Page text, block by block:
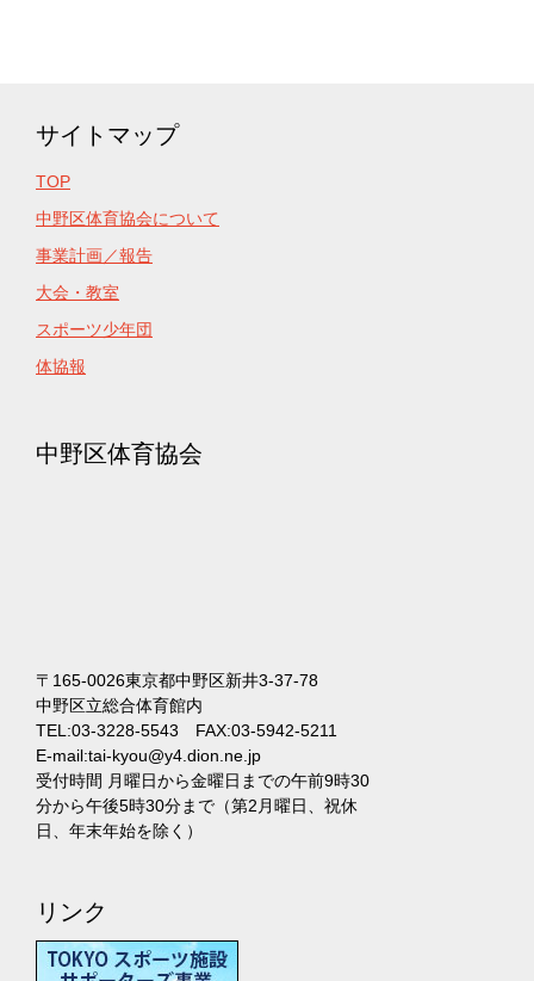
サイトマップ
TOP
中野区体育協会について
事業計画／報告
大会・教室
スポーツ少年団
体協報
中野区体育協会
〒165-0026東京都中野区新井3-37-78
中野区立総合体育館内
TEL:03-3228-5543 FAX:03-5942-5211
E-mail:tai-kyou@y4.dion.ne.jp
受付時間 月曜日から金曜日までの午前9時30
分から午後5時30分まで（第2月曜日、祝休
日、年末年始を除く）
リンク